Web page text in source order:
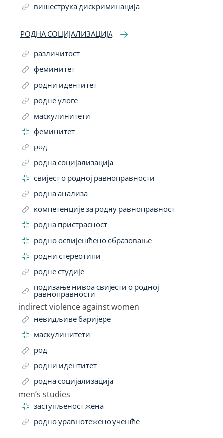
вишеструка дискриминација
РОДНА СОЦИЈАЛИЗАЦИЈА
различитост
феминитет
родни идентитет
родне улоге
маскулинитети
феминитет
род
родна социјализација
свијест о родној равноправности
родна анализа
компетенције за родну равноправност
родна пристрасност
родно освијешћено образовање
родни стереотипи
родне студије
подизање нивоа свијести о родној
равноправности
indirect violence against women
Related Term
невидљиве баријере
маскулинитети
род
родни идентитет
родна социјализација
men’s studies
Related Term
заступљеност жена
родно уравнотежено учешће